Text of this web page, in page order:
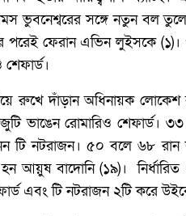
ভুবনেশ্বরের সঙ্গে নতুন বল
ফেরান এভিন লুইসকে (‌১)‌।
রুখে দাঁড়ান অধিনায়ক
ভাঙেন রোমারিও
টি নটরাজন। ৫০ বলে ৬৮ রান
আয়ুষ বাদোনি (‌১৯)‌।
এবং টি নটরাজন ২টি করে